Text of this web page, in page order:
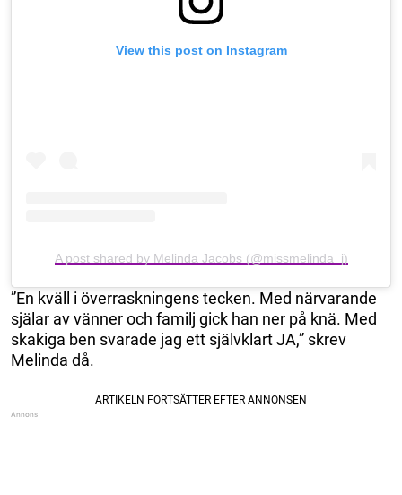
View this post on Instagram
A post shared by Melinda Jacobs (@missmelinda_j)
”En kväll i överraskningens tecken. Med närvarande
själar av vänner och familj gick han ner på knä. Med
skakiga ben svarade jag ett självklart JA,” skrev
Melinda då.